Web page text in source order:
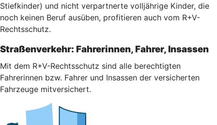
Stiefkinder) und nicht verpartnerte volljährige Kinder, die
noch keinen Beruf ausüben, profitieren auch vom R+V-
Rechtsschutz.
Straßenverkehr: Fahrerinnen, Fahrer, Insassen
Mit dem R+V-Rechtsschutz sind alle berechtigten
Fahrerinnen bzw. Fahrer und Insassen der versicherten
Fahrzeuge mitversichert.